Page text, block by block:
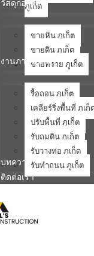
ภูเก็ต
วัสดุก่อสร้าง
ขายหิน ภูเก็ต
ขายดิน ภูเก็ต
ขายทราย ภูเก็ต
งานภาคสนาม
รื้อถอน ภูเก็ต
เคลียร์ริ่งพื้นที่ ภูเก็
ปรับพื้นที่ ภูเก็ต
รับถมดิน ภูเก็ต
รับวางท่อ ภูเก็ต
รับทำถนน ภูเก็ต
บทความ
ติดต่อเรา